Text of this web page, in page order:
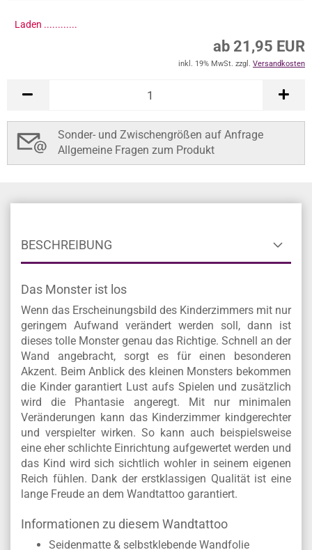
Laden .............
ab 21,95 EUR
inkl. 19% MwSt. zzgl. Versandkosten
Sonder- und Zwischengrößen auf Anfrage
Allgemeine Fragen zum Produkt
BESCHREIBUNG
Das Monster ist los
Wenn das Erscheinungsbild des Kinderzimmers mit nur
geringem Aufwand verändert werden soll, dann ist
dieses tolle Monster genau das Richtige. Schnell an der
Wand angebracht, sorgt es für einen besonderen
Akzent. Beim Anblick des kleinen Monsters bekommen
die Kinder garantiert Lust aufs Spielen und zusätzlich
wird die Phantasie angeregt. Mit nur minimalen
Veränderungen kann das Kinderzimmer kindgerechter
und verspielter wirken. So kann auch beispielsweise
eine eher schlichte Einrichtung aufgewertet werden und
das Kind wird sich sichtlich wohler in seinem eigenen
Reich fühlen. Dank der erstklassigen Qualität ist eine
lange Freude an dem Wandtattoo garantiert.
Informationen zu diesem Wandtattoo
Seidenmatte & selbstklebende Wandfolie